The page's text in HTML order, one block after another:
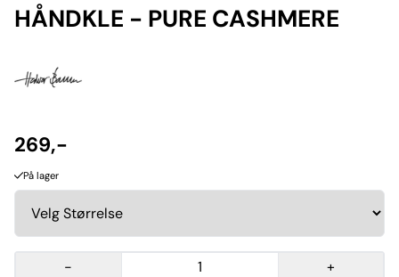
HÅNDKLE - PURE CASHMERE
269,-
På lager
- +